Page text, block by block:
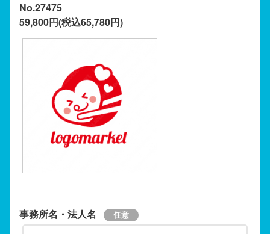
No.27475
59,800円(税込65,780円)
事務所名・法人名